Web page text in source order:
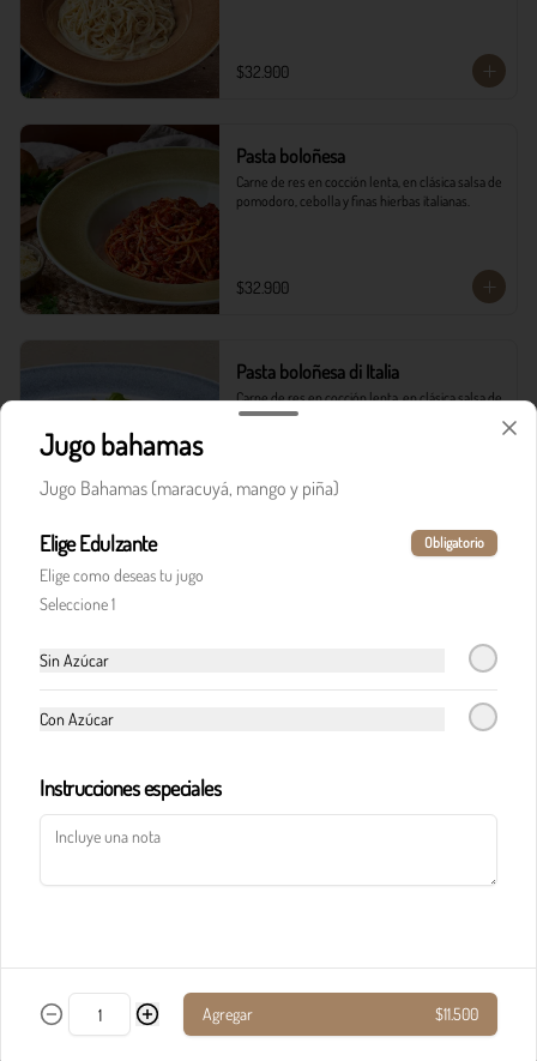
$32.900
Pasta boloñesa
Carne de res en cocción lenta, en clásica salsa de
pomodoro, cebolla y finas hierbas italianas.
$32.900
Pasta boloñesa di Italia
Carne de res en cocción lenta, en clásica salsa de
pomodoro, cebolla y finas hierbas italianas,
$36.900
Pasta calderete pollo al pesto
Jugo bahamas
Jugo Bahamas (maracuyá, mango y piña)
Elige Edulzante Obligatorio
Elige como deseas tu jugo
Seleccione 1
Sin Azúcar
Con Azúcar
Instrucciones especiales
Agregar $11.500